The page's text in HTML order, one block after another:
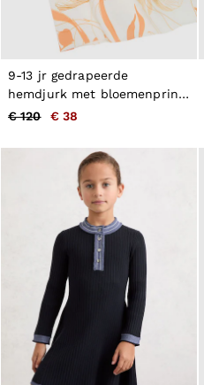
9-13 jr gedrapeerde
hemdjurk met bloemenprint
in meerdere kleuren
€ 120 € 38